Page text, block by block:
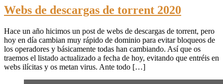
Webs de descargas de torrent 2020
Hace un año hicimos un post de webs de descargas de torrent, pero
hoy en día cambian muy rápido de dominio para evitar bloqueos de
los operadores y básicamente todas han cambiando. Así que os
traemos el listado actualizado a fecha de hoy, evitando que entréis en
webs ilícitas y os metan virus. Ante todo […]